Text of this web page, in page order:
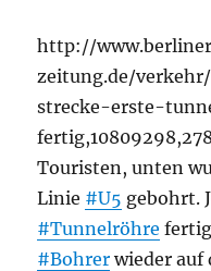
http://
zeitung.de/
strecke-erste-
Touristen, unten
Linie #U5 gebohrt.
#Tunnelröhre
#Bohrer wieder auf